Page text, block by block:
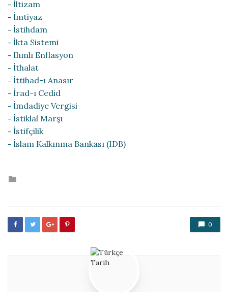
İltizam
İmtiyaz
İstihdam
İkta Sistemi
Ilımlı Enflasyon
İthalat
İttihad-ı Anasır
İrad-ı Cedid
İmdadiye Vergisi
İstiklal Marşı
İstifçilik
İslam Kalkınma Bankası (IDB)
0